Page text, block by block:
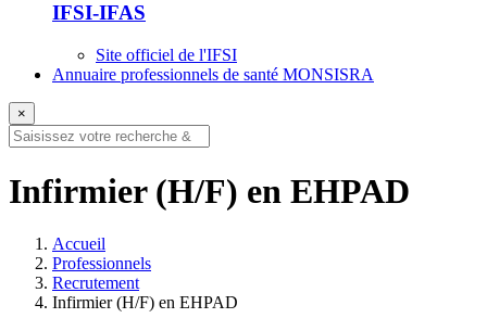
IFSI-IFAS
Site officiel de l'IFSI
Annuaire professionnels de santé MONSISRA
×
Infirmier (H/F) en EHPAD
Accueil
Professionnels
Recrutement
Infirmier (H/F) en EHPAD